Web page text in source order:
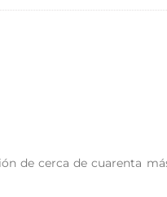
de cerca de cuarenta